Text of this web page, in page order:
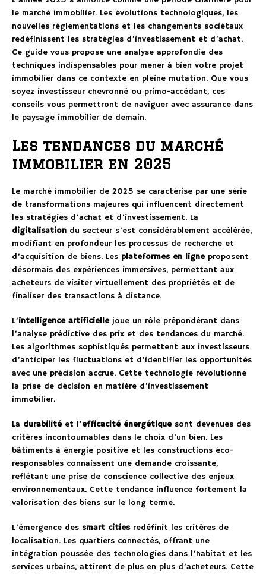
le marché immobilier. Les évolutions technologiques, les
nouvelles réglementations et les changements sociétaux
redéfinissent les stratégies d’investissement et d’achat.
Ce guide vous propose une analyse approfondie des
techniques indispensables pour mener à bien votre projet
immobilier dans ce contexte en pleine mutation. Que vous
soyez investisseur chevronné ou primo-accédant, ces
conseils vous permettront de naviguer avec assurance dans
le paysage immobilier de demain.
Les tendances du marché
immobilier en 2025
Le marché immobilier de 2025 se caractérise par une série
de transformations majeures qui influencent directement
les stratégies d’achat et d’investissement. La
digitalisation du secteur s’est considérablement accélérée,
modifiant en profondeur les processus de recherche et
d’acquisition de biens. Les plateformes en ligneproposent
désormais des expériences immersives, permettant aux
acheteurs de visiter virtuellement des propriétés et de
finaliser des transactions à distance.
L’intelligence artificiellejoue un rôle prépondérant dans
l’analyse prédictive des prix et des tendances du marché.
Les algorithmes sophistiqués permettent aux investisseurs
d’anticiper les fluctuations et d’identifier les opportunités
avec une précision accrue. Cette technologie révolutionne
la prise de décision en matière d’investissement
immobilier.
La durabilitéet l’efficacité énergétiquesont devenues des
critères incontournables dans le choix d’un bien. Les
bâtiments à énergie positive et les constructions éco-
responsables connaissent une demande croissante,
reflétant une prise de conscience collective des enjeux
environnementaux. Cette tendance influence fortement la
valorisation des biens sur le long terme.
L’émergence des smart citiesredéfinit les critères de
localisation. Les quartiers connectés, offrant une
intégration poussée des technologies dans l’habitat et les
services urbains, attirent de plus en plus d’acheteurs. Cette